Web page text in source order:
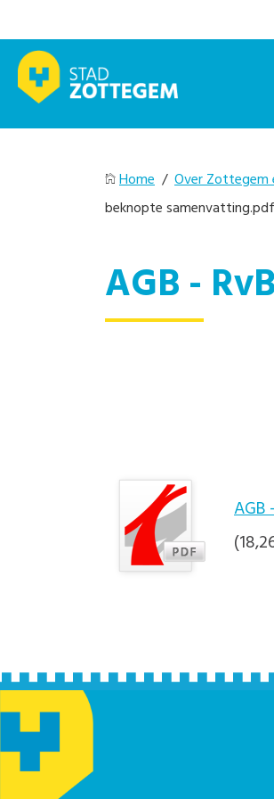
Home / Over Zottegem
beknopte samenvatting.pdf
AGB -
AGB